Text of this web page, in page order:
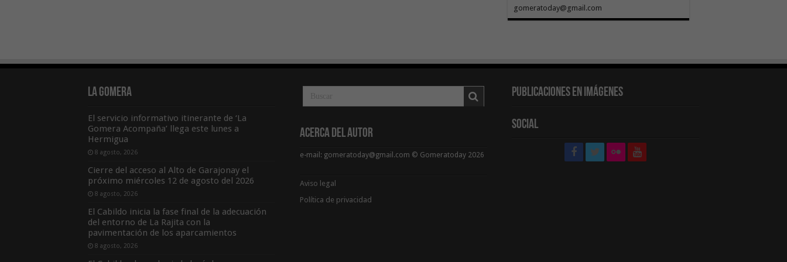
gomeratoday@gmail.com
La Gomera
El servicio informativo itinerante de ‘La
Gomera Acompaña’ llega este lunes a
Hermigua
8 agosto, 2026
Cierre del acceso al Alto de Garajonay el
próximo miércoles 12 de agosto del 2026
8 agosto, 2026
El Cabildo inicia la fase final de la adecuación
del entorno de La Rajita con la
pavimentación de los aparcamientos
8 agosto, 2026
Acerca del Autor
e-mail: gomeratoday@gmail.com © Gomeratoday 2026
Aviso legal
Política de privacidad
Publicaciones en Imágenes
Social